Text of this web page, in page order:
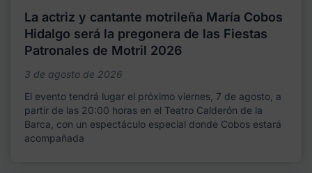
La actriz y cantante motrileña María Cobos
Hidalgo será la pregonera de las Fiestas
Patronales de Motril 2026
3 de agosto de 2026
El evento tendrá lugar el próximo viernes, 7 de agosto, a
partir de las 20:00 horas en el Teatro Calderón de la
Barca, con un espectáculo especial donde Cobos estará
acompañada